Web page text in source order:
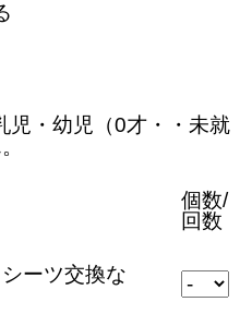
児・幼児（0才・・未就
個数/
回数
ーツ交換な